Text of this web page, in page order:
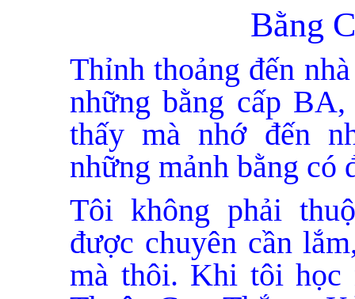
Bằng
Thỉnh thoảng đến
những bằng cấp
thấy mà nhớ đến
những mảnh bằng có
Tôi không phải
được chuyên cần
mà thôi. Khi tôi